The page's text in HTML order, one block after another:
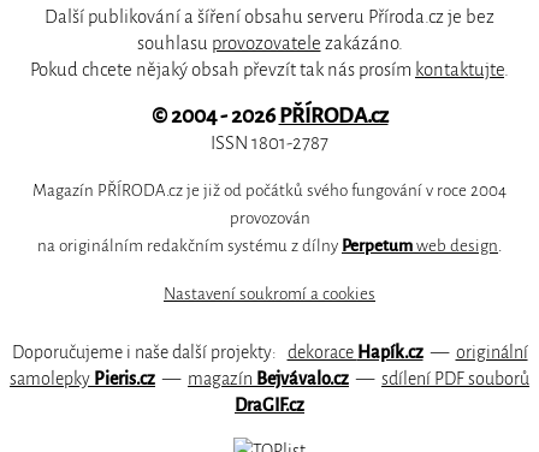
Další publikování a šíření obsahu serveru Příroda.cz je bez
souhlasu provozovatele zakázáno.
Pokud chcete nějaký obsah převzít tak nás prosím kontaktujte.
© 2004 - 2026PŘÍRODA.cz
ISSN 1801-2787
Magazín PŘÍRODA.cz je již od počátků svého fungování v roce 2004
provozován
na originálním redakčním systému z dílny Perpetum web design
Nastavení soukromí a cookies
Doporučujeme i naše další projekty: dekorace Hapík.cz— originální
samolepky Pieris.cz — magazín Bejvávalo.cz — sdílení PDF souborů
DraGIF.cz